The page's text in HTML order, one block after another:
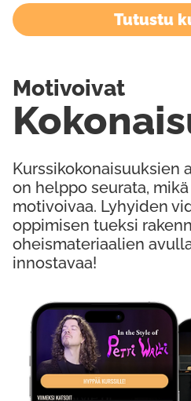
Tutustu
Kurssikokonaisuuksien
on helppo seurata,
motivoivaa. Lyhyiden
oppimisen tueksi
oheismateriaalien
innostavaa!
Motivoivat